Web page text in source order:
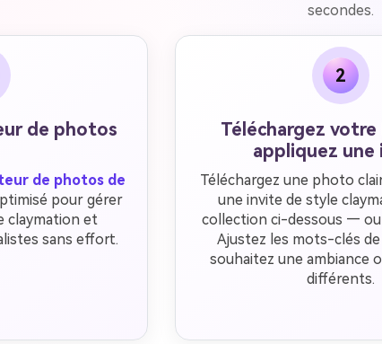
secondes.
de photos
de photos de
pour gérer
claymation et
sans effort.
2
Téléchargez
appliquez une
Téléchargez une photo
une invite de style
collection ci-dessous — ou
Ajustez les mots-clés
souhaitez une ambiance
différents.